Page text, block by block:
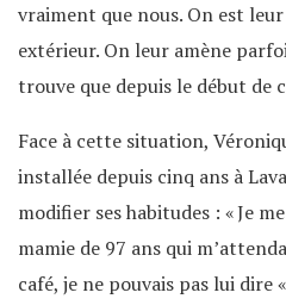
vraiment que nous. On est
extérieur. On leur amène
trouve que depuis le début de
Face à cette situation,
installée depuis cinq ans à
modifier ses habitudes : « Je
mamie de 97 ans qui
café, je ne pouvais pas lui dire